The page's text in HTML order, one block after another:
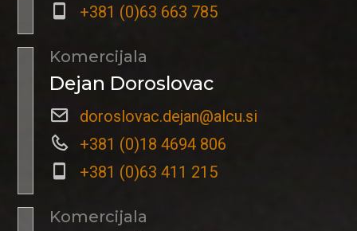
+381 (0)63 663 785
Komercijala
Dejan Doroslovac
doroslovac.dejan@alcu.si
+381 (0)18 4694 806
+381 (0)63 411 215
Komercijala